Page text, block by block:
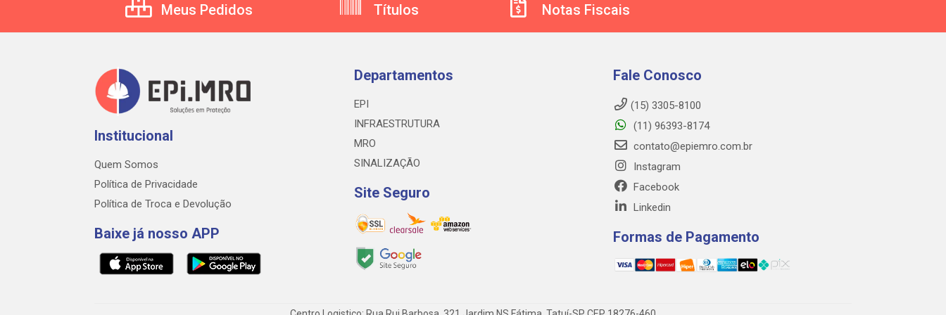
Meus Pedidos Títulos Notas Fiscais
Institucional
Quem Somos
Política de Privacidade
Política de Troca e Devolução
Baixe já nosso APP
Departamentos
EPI
INFRAESTRUTURA
MRO
SINALIZAÇÃO
Site Seguro
Fale Conosco
(15) 3305-8100
(11) 96393-8174
contato@epiemro.com.br
Instagram
Facebook
Linkedin
Formas de Pagamento